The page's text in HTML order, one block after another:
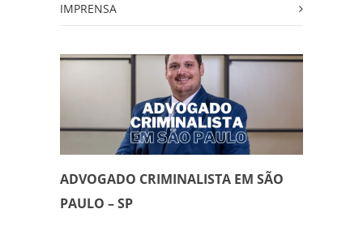
IMPRENSA
ADVOGADO CRIMINALISTA EM SÃO
PAULO – SP